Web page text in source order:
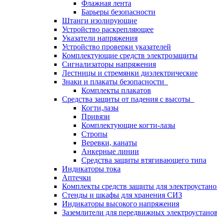
Флажная лента
Барьеры безопасности
Штанги изолирующие
Устройство раскрепляющее
Указатели напряжения
Устройство проверки указателей
Комплектующие средств электрозащиты
Сигнализаторы напряжения
Лестницы и стремянки диэлектрические
Знаки и плакаты безопасности
Комплекты плакатов
Средства защиты от падения с высоты
Когти,лазы
Привязи
Комплектующие когти-лазы
Стропы
Веревки, канаты
Анкерные линии
Средства защиты втягивающего типа
Индикаторы тока
Аптечки
Комплекты средств защиты для
Стенды и шкафы для хранения СИЗ
Индикаторы высокого напряжения
Заземлители для передвижных